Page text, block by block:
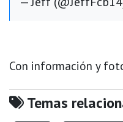
Con información y
Temas